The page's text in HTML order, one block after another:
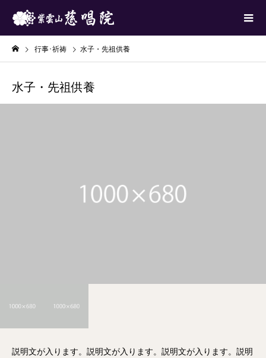
行事･祈祷 水子・先祖供養
水子・先祖供養
説明文が入ります。説明文が入ります。説明文が入ります。説明